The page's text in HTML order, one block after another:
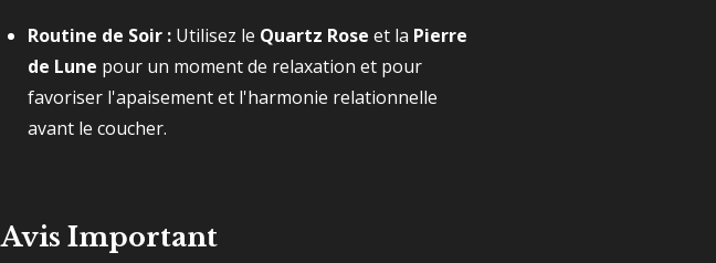
Routine de Soir : Utilisez le Quartz Rose et la Pierre
de Lune pour un moment de relaxation et pour
favoriser l'apaisement et l'harmonie relationnelle
avant le coucher.
Avis Important